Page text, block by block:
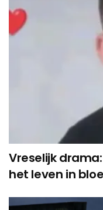
Vreselijk
het leven in